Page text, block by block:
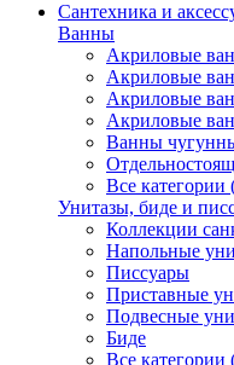
Сантехника и
Ванны
Акриловые
Акриловые
Акриловые
Акриловые
Ванны
Все категории
Унитазы, биде и
Коллекции
Напольные
Писсуары
Приставные
Подвесные
Биде
Все категории